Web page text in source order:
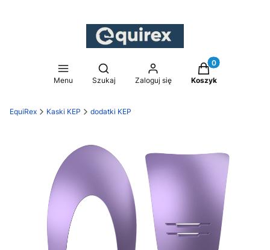
Menu
Otwórz wyszukiwarkę
Szukaj Zaloguj się
Produkty w
Koszyk
EquiRex Kaski KEP dodatki KEP